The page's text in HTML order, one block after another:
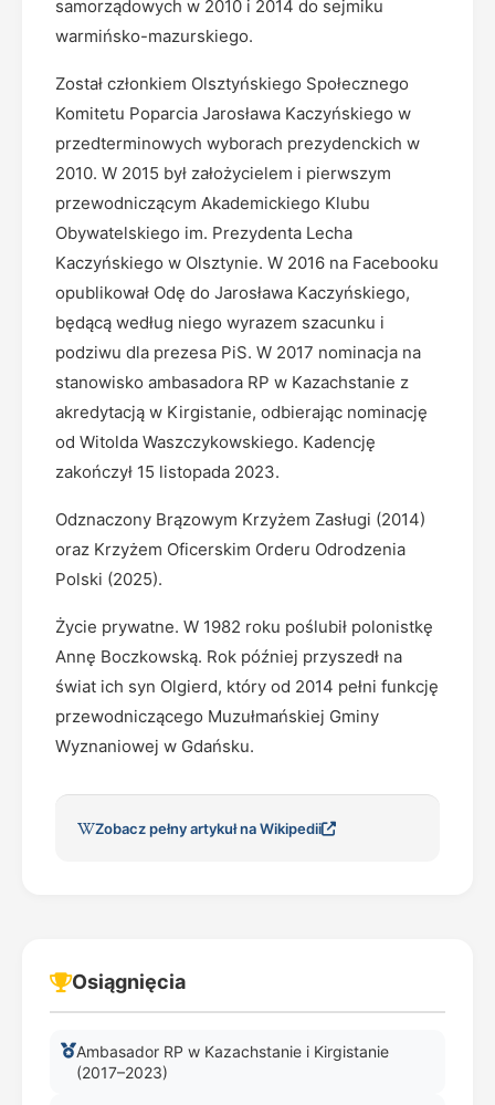
samorządowych w 2010 i 2014 do sejmiku
warmińsko-mazurskiego.
Został członkiem Olsztyńskiego Społecznego
Komitetu Poparcia Jarosława Kaczyńskiego w
przedterminowych wyborach prezydenckich w
2010. W 2015 był założycielem i pierwszym
przewodniczącym Akademickiego Klubu
Obywatelskiego im. Prezydenta Lecha
Kaczyńskiego w Olsztynie. W 2016 na Facebooku
opublikował Odę do Jarosława Kaczyńskiego,
będącą według niego wyrazem szacunku i
podziwu dla prezesa PiS. W 2017 nominacja na
stanowisko ambasadora RP w Kazachstanie z
akredytacją w Kirgistanie, odbierając nominację
od Witolda Waszczykowskiego. Kadencję
zakończył 15 listopada 2023.
Odznaczony Brązowym Krzyżem Zasługi (2014)
oraz Krzyżem Oficerskim Orderu Odrodzenia
Polski (2025).
Życie prywatne. W 1982 roku poślubił polonistkę
Annę Boczkowską. Rok później przyszedł na
świat ich syn Olgierd, który od 2014 pełni funkcję
przewodniczącego Muzułmańskiej Gminy
Wyznaniowej w Gdańsku.
Zobacz pełny artykuł na Wikipedii
Osiągnięcia
Ambasador RP w Kazachstanie i Kirgistanie
(2017–2023)